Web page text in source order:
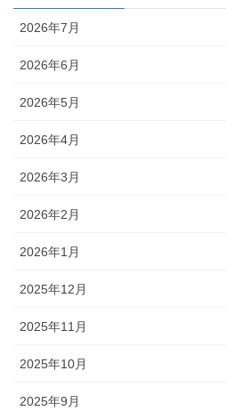
2026年7月
2026年6月
2026年5月
2026年4月
2026年3月
2026年2月
2026年1月
2025年12月
2025年11月
2025年10月
2025年9月